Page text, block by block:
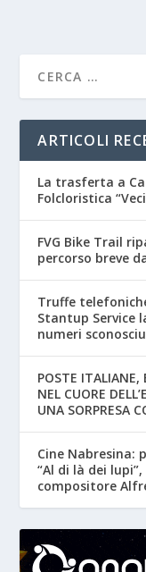
ARTICOLI
La trasferta a
Folcloristica
FVG Bike Trail
percorso breve
Truffe
Stantup Service
numeri
POSTE ITALIANE,
NEL CUORE
UNA SORPRESA
Cine Nabresina:
“Al di là dei
compositore